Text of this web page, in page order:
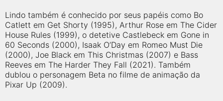
Lindo também é conhecido por seus papéis como Bo
Catlett em Get Shorty (1995), Arthur Rose em The Cider
House Rules (1999), o detetive Castlebeck em Gone in
60 Seconds (2000), Isaak O’Day em Romeo Must Die
(2000), Joe Black em This Christmas (2007) e Bass
Reeves em The Harder They Fall (2021). Também
dublou o personagem Beta no filme de animação da
Pixar Up (2009).